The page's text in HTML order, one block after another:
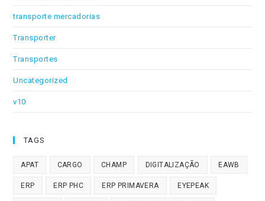
transporte mercadorias
Transporter
Transportes
Uncategorized
v10
TAGS
APAT CARGO CHAMP DIGITALIZAÇÃO EAWB
ERP ERP PHC ERP PRIMAVERA EYEPEAK